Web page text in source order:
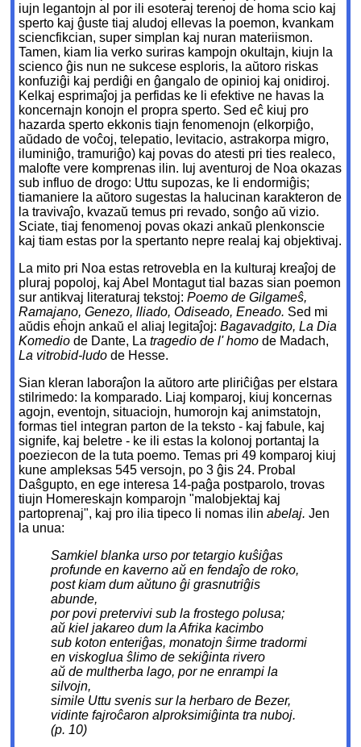
iujn legantojn al por ili esoteraj terenoj de homa scio kaj
sperto kaj ĝuste tiaj aludoj ellevas la poemon, kvankam
sciencfikcian, super simplan kaj nuran materiismon.
Tamen, kiam lia verko suriras kampojn okultajn, kiujn la
scienco ĝis nun ne sukcese esploris, la aŭtoro riskas
konfuziĝi kaj perdiĝi en ĝangalo de opinioj kaj onidiroj.
Kelkaj esprimaĵoj ja perfidas ke li efektive ne havas la
koncernajn konojn el propra sperto. Sed eĉ kiuj pro
hazarda sperto ekkonis tiajn fenomenojn (elkorpiĝo,
aŭdado de voĉoj, telepatio, levitacio, astrakorpa migro,
iluminiĝo, tramuriĝo) kaj povas do atesti pri ties realeco,
malofte vere komprenas ilin. Iuj aventuroj de Noa okazas
sub influo de drogo: Uttu supozas, ke li endormiĝis;
tiamaniere la aŭtoro sugestas la halucinan karakteron de
la travivaĵo, kvazaŭ temus pri revado, sonĝo aŭ vizio.
Sciate, tiaj fenomenoj povas okazi ankaŭ plenkonscie
kaj tiam estas por la spertanto nepre realaj kaj objektivaj.
La mito pri Noa estas retrovebla en la kulturaj kreaĵoj de
pluraj popoloj, kaj Abel Montagut tial bazas sian poemon
sur antikvaj literaturaj tekstoj:Poemo de Gilgameŝ,
Ramajano, Genezo, lliado, Odiseado, Eneado. Sed mi
aŭdis eĥojn ankaŭ el aliaj legitaĵoj:Bagavadgito, La Dia
Komediode Dante, Latragedio de l' homode Madach,
La vitrobid-ludode Hesse.
Sian kleran laboraĵon la aŭtoro arte pliriĉiĝas per elstara
stilrimedo: la komparado. Liaj komparoj, kiuj koncernas
agojn, eventojn, situaciojn, humorojn kaj animstatojn,
formas tiel integran parton de la teksto - kaj fabule, kaj
signife, kaj beletre - ke ili estas la kolonoj portantaj la
poeziecon de la tuta poemo. Temas pri 49 komparoj kiuj
kune ampleksas 545 versojn, po 3 ĝis 24. Probal
Daŝgupto, en ege interesa 14-paĝa postparolo, trovas
tiujn Homereskajn komparojn "malobjektaj kaj
partoprenaj", kaj pro ilia tipeco li nomas ilinabelaj.Jen
la unua:
Samkiel blanka urso por tetargio kuŝiĝas
profunde en kaverno aŭ en fendaĵo de roko,
post kiam dum aŭtuno ĝi grasnutriĝis
abunde,
por povi pretervivi sub la frostego polusa;
aŭ kiel jakareo dum la Afrika kacimbo
sub koton enteriĝas, monatojn ŝirme tradormi
en viskoglua ŝlimo de sekiĝinta rivero
aŭ de multherba lago, por ne enrampi la
silvojn,
simile Uttu svenis sur la herbaro de Bezer,
vidinte fajroĉaron alproksimiĝinta tra nuboj.
(p. 10)